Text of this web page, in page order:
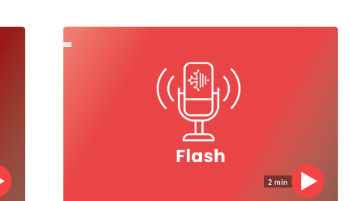
2 min